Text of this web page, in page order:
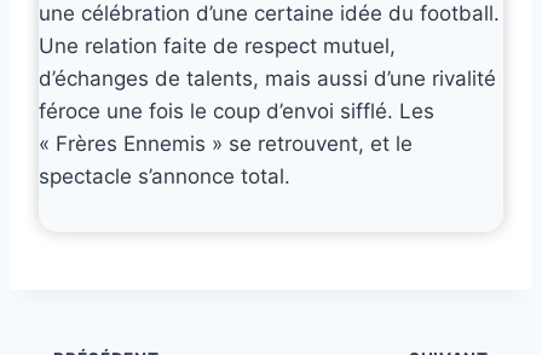
une célébration d’une certaine idée du football.
Une relation faite de respect mutuel,
d’échanges de talents, mais aussi d’une rivalité
féroce une fois le coup d’envoi sifflé. Les
« Frères Ennemis » se retrouvent, et le
spectacle s’annonce total.